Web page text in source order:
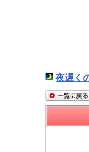
夜遅く